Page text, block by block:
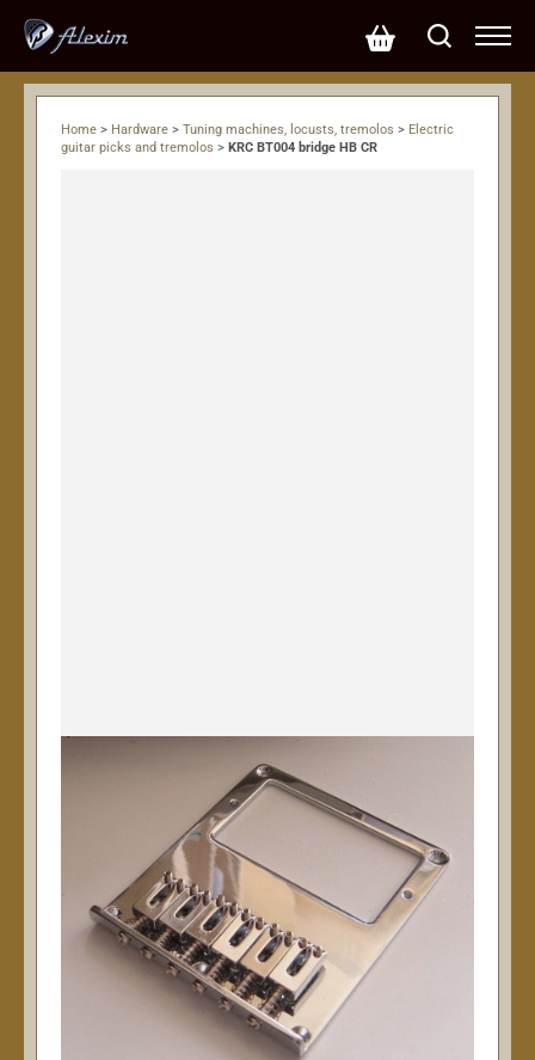
Home > Hardware > Tuning machines, locusts, tremolos > Electric
guitar picks and tremolos > KRC BT004 bridge HB CR